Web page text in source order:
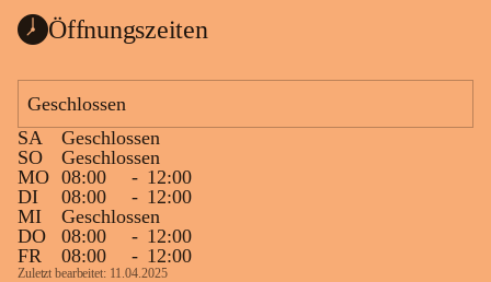
Öffnungszeiten
Geschlossen
SA
Geschlossen
SO
Geschlossen
MO 08:00 - 12:00
DI
08:00 - 12:00
MI
Geschlossen
DO
08:00 - 12:00
FR
08:00 - 12:00
Zuletzt bearbeitet: 11.04.2025